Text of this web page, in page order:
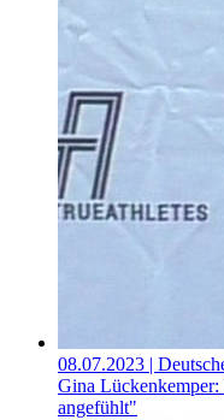
08.07.2023 |
Gina
angefühlt"